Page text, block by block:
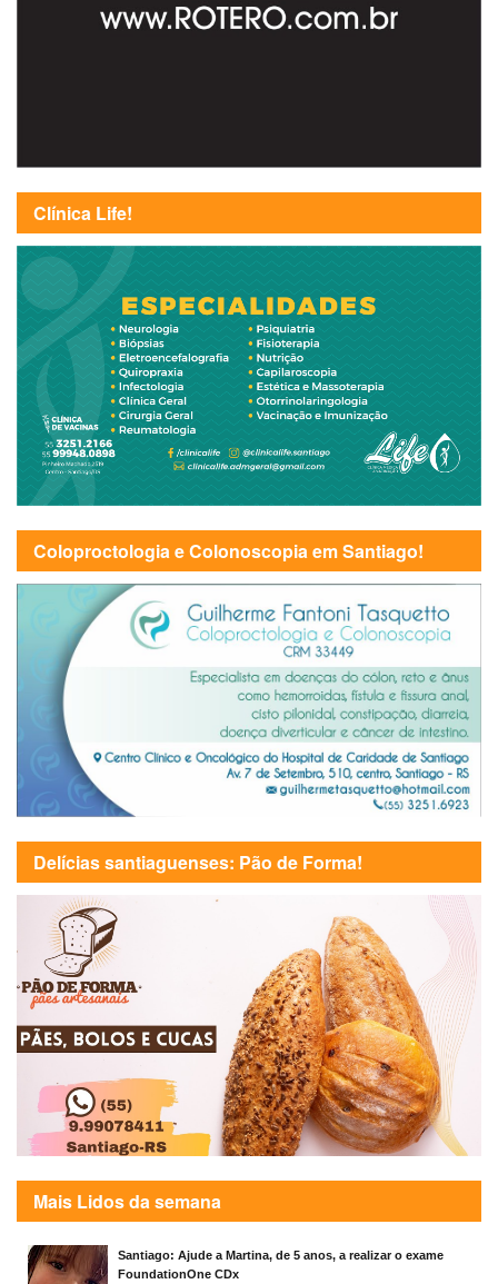
Clínica Life!
Coloproctologia e Colonoscopia em Santiago!
Delícias santiaguenses: Pão de Forma!
Mais Lidos da semana
Santiago: Ajude a Martina, de 5 anos, a realizar o exame
FoundationOne CDx